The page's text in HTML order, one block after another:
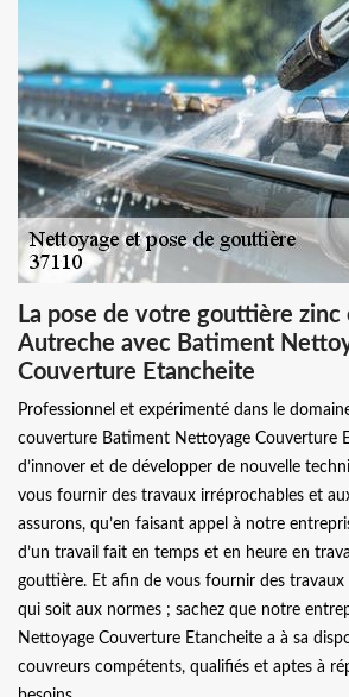
La pose de votre gouttière zinc
Autreche avec Batiment
Couverture Etancheite
Professionnel et expérimenté dans le
couverture Batiment Nettoyage Couverture
d’innover et de développer de nouvelle
vous fournir des travaux irréprochables et
assurons, qu’en faisant appel à notre
d’un travail fait en temps et en heure en
gouttière. Et afin de vous fournir des travaux
qui soit aux normes ; sachez que notre
Nettoyage Couverture Etancheite a à sa
couvreurs compétents, qualifiés et aptes à